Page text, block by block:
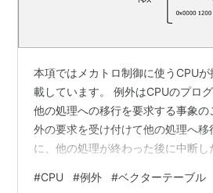
本項ではメカトロ制御に使うCPU
載しています。 例外はCPUのプロ
他の処理への移行を要求する事象の
外の要求を受け付けて他の処理へ移
に、他の処理が終わった後に中断し
て書きます。 例外の種類 ベクター
#CPU #例外 #ベクターテーブル